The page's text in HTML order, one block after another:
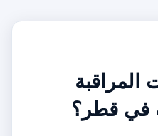
المراقبة
في قطر؟